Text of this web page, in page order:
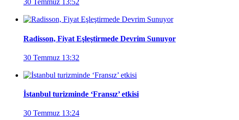
30 Temmuz 13:52
Radisson, Fiyat Eşleştirmede Devrim Sunuyor
30 Temmuz 13:32
İstanbul turizminde ‘Fransız’ etkisi
30 Temmuz 13:24